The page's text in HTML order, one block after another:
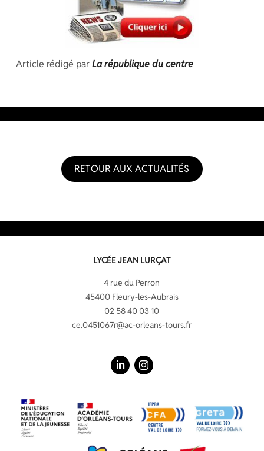
Article rédigé parLa république du centre
RETOUR AUX ACTUALITÉS
LYCÉE JEAN LURÇAT
4 rue du Perron
45400 Fleury-les-Aubrais
02 58 40 03 10
ce.0451067r@ac-orleans-tours.fr